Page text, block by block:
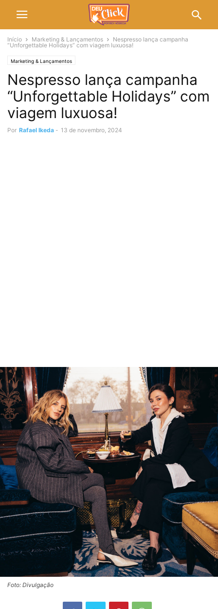
Início Marketing & Lançamentos
Nespresso lança campanha
“Unforgettable Holidays” com viagem luxuosa!
Marketing & Lançamentos
Nespresso lança campanha
“Unforgettable Holidays” com
viagem luxuosa!
Por Rafael Ikeda - 13 de novembro, 2024
Foto: Divulgação